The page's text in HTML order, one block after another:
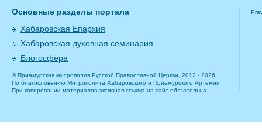
Основные разделы портала
Хабаровская Епархия
Хабаровская духовная семинария
Блогосфера
© Приамурская митрополия Русской Православной Церкви, 2012 - 2026
По благословению Митрополита Хабаровского и Приамурского Артемия.
При копировании материалов активная ссылка на сайт обязательна.